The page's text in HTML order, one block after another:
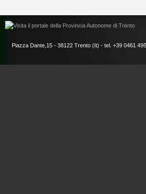
Piazza Dante,15 - 38122 Trento (It) - tel. +39 0461